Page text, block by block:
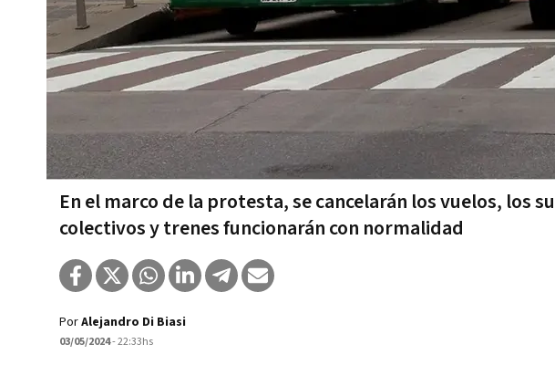
En el marco de la protesta, se cancelarán los vuelos, los
colectivos y trenes funcionarán con normalidad
PorAlejandro Di Biasi
03/05/2024- 22:33hs